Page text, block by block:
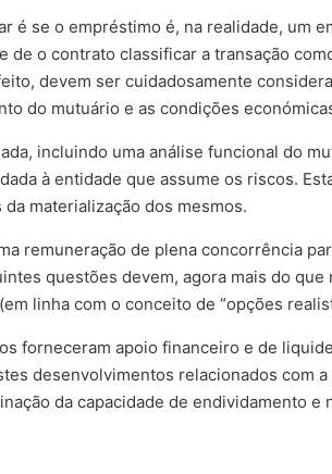
é se o empréstimo é, na realidade, um
de o contrato classificar a transação
devem ser cuidadosamente
do mutuário e as condições
incluindo uma análise funcional do
à entidade que assume os riscos.
materialização dos mesmos.
remuneração de plena concorrência
questões devem, agora mais do
linha com o conceito de “opções
forneceram apoio financeiro e de
desenvolvimentos relacionados com
da capacidade de endividamento